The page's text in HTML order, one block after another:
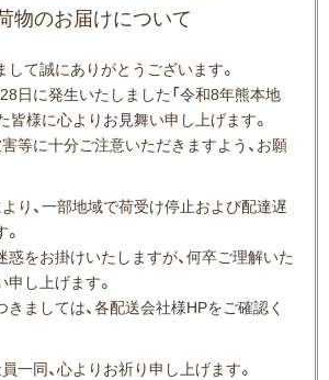
物のお届けについて
て誠にありがとうございます。
日に発生いたしました「令和8年熊本地
皆様に心よりお見舞い申し上げます。
害等に十分ご注意いただきますよう、お願
り、一部地域で荷受け停止および配達遅
惑をお掛けいたしますが、何卒ご理解いた
し上げます。
ましては、各配送会社様HPをご確認く
一同、心よりお祈り申し上げます。